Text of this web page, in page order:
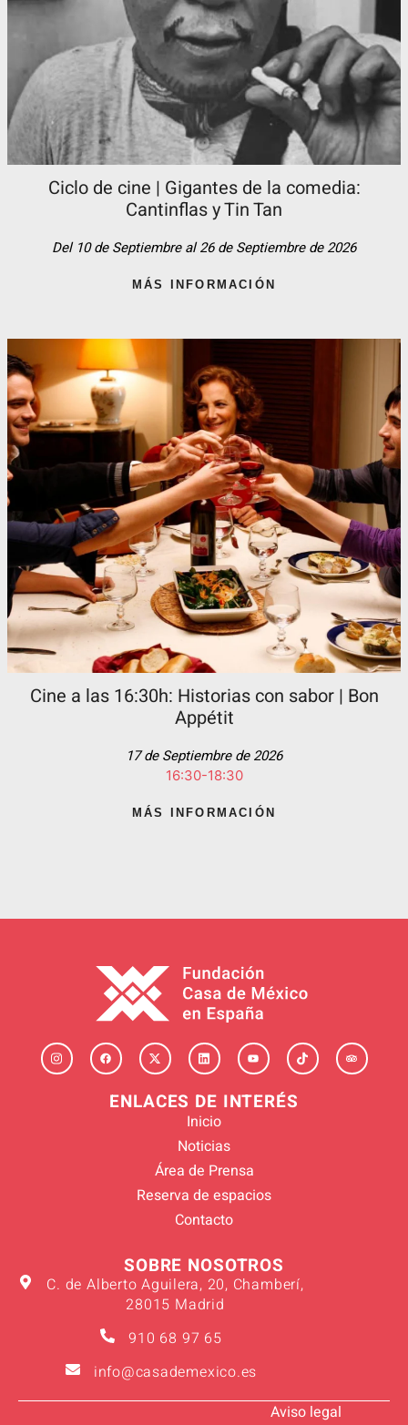
Ciclo de cine | Gigantes de la comedia:
Cantinflas y Tin Tan​
Del 10 de Septiembre al 26 de Septiembre de 2026
MÁS INFORMACIÓN
Cine a las 16:30h: Historias con sabor | Bon
Appétit
17 de Septiembre de 2026
16:30-18:30
MÁS INFORMACIÓN
ENLACES DE INTERÉS
Inicio
Noticias
Área de Prensa
Reserva de espacios
Contacto
SOBRE NOSOTROS
C. de Alberto Aguilera, 20, Chamberí,
28015 Madrid
910 68 97 65
info@casademexico.es
Aviso legal